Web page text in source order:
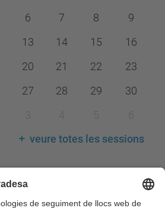
6 7 8
9
13 14 15
16
20 21 22
23
27 28 29
30
3 4 5
6
veure totes les sessions